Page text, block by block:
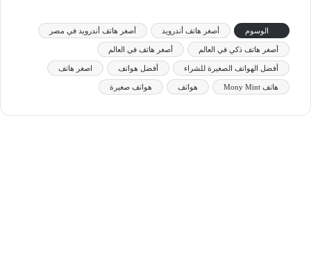
الوسوم أصغر هاتف أندرويد أصغر هاتف أندرويد في مصر
أصغر هاتف ذكي في العالم أصغر هاتف في العالم
أفضل الهواتف الصغيرة للشراء أفضل هواتف اصغر هاتف
هاتف Mony Mint هواتف هواتف صغيرة